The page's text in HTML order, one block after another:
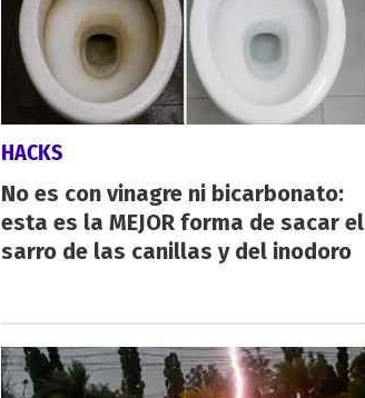
HACKS
No es con vinagre ni bicarbonato:
esta es la MEJOR forma de sacar el
sarro de las canillas y del inodoro